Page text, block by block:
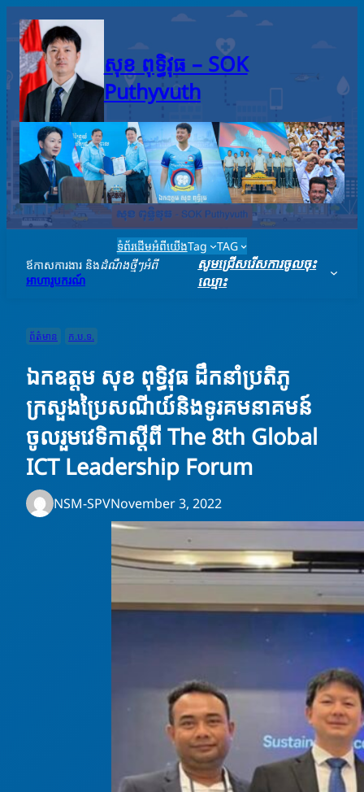
content
សុខ ពុទ្ធិវុធ – SO​K
Puthyvuth
ទំព័រដើមអំពីយើងTag
TAG
ឪកាសការងារ និងដំណឹងថ្មីៗអំពី
អាហារូបករណ៍
សូមជ្រើសរើសការចូលចុះ
ឈ្មោះ
ព័ត៌មាន ក.ប.ទ.
ឯកឧត្តម សុខ ពុទ្ធិវុធ ដឹកនាំប្រតិភូ
ក្រសួងប្រៃសណីយ៍និងទូរគមនាគមន៍
ចូលរួមវេទិកាស្តីពី The 8th Global
ICT Leadership Forum
NSM-SPVNovember 3, 2022